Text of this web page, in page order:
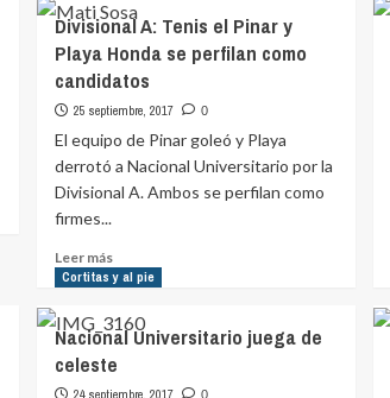
Divisional
H:
Remonte
y
se
superaron
y
Divisional A: Tenis el Pinar y
Playa Honda se perfilan como
candidatos
25 septiembre, 2017 0
El equipo de Pinar goleó y Playa
derrotó a Nacional Universitario por la
Divisional A. Ambos se perfilan como
firmes...
Leer más
más
Divisional
A:
Tenis
el
Cortitas y al pie
Nacional Universitario juega de
celeste
24 septiembre, 2017 0